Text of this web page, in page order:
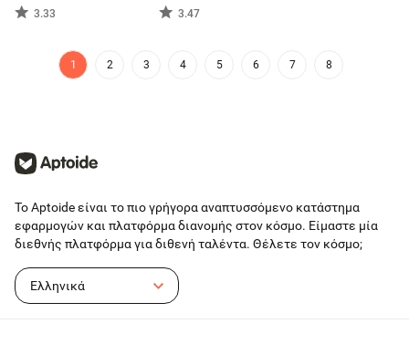
3.33
Inc 3.47
1 2 3 4 5 6 7 8
Το Aptoide είναι το πιο γρήγορα αναπτυσσόμενο κατάστημα
εφαρμογών και πλατφόρμα διανομής στον κόσμο. Είμαστε μία
διεθνής πλατφόρμα για διθενή ταλέντα. Θέλετε τον κόσμο;
Ελληνικά